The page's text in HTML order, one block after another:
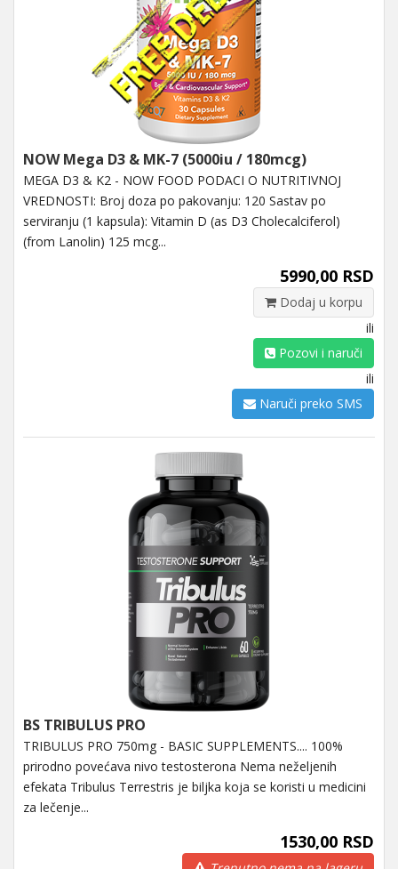
NOW Mega D3 & MK-7 (5000iu / 180mcg)
MEGA D3 & K2 - NOW FOOD PODACI O NUTRITIVNOJ
VREDNOSTI: Broj doza po pakovanju: 120 Sastav po
serviranju (1 kapsula): Vitamin D (as D3 Cholecalciferol)
(from Lanolin) 125 mcg...
5990,00 RSD
Dodaj u korpu
ili
Pozovi i naruči
ili
Naruči preko SMS
BS TRIBULUS PRO
TRIBULUS PRO 750mg - BASIC SUPPLEMENTS.... 100%
prirodno povećava nivo testosterona Nema neželjenih
efekata Tribulus Terrestris je biljka koja se koristi u medicini
za lečenje...
1530,00 RSD